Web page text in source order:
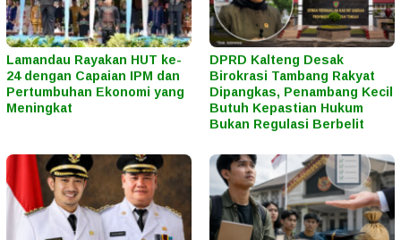
Lamandau Rayakan HUT ke-
24 dengan Capaian IPM dan
Pertumbuhan Ekonomi yang
Meningkat
DPRD Kalteng Desak
Birokrasi Tambang Rakyat
Dipangkas, Penambang Kecil
Butuh Kepastian Hukum
Bukan Regulasi Berbelit